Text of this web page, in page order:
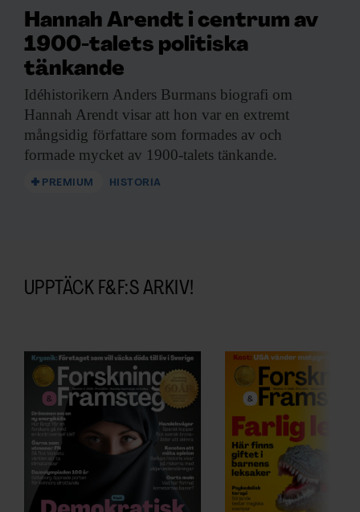
F&F:s nyhetsbrev!
Beställ nyhetsbrev
KUNSKAP BASERAD PÅ VETENSKAP
Prenumerera på
Forskning & Framsteg!
fof.se och app • E-tidning•
Nyhetsbrev • Rabatt på våra
evenemang
Hannah Arendt i centrum av
1900-talets politiska
tänkande
Idéhistorikern Anders Burmans biografi om
Hannah Arendt visar att hon var en extremt
mångsidig författare som formades av och
formade mycket av 1900-talets tänkande.
PREMIUM HISTORIA
UPPTÄCK F&F:S ARKIV!